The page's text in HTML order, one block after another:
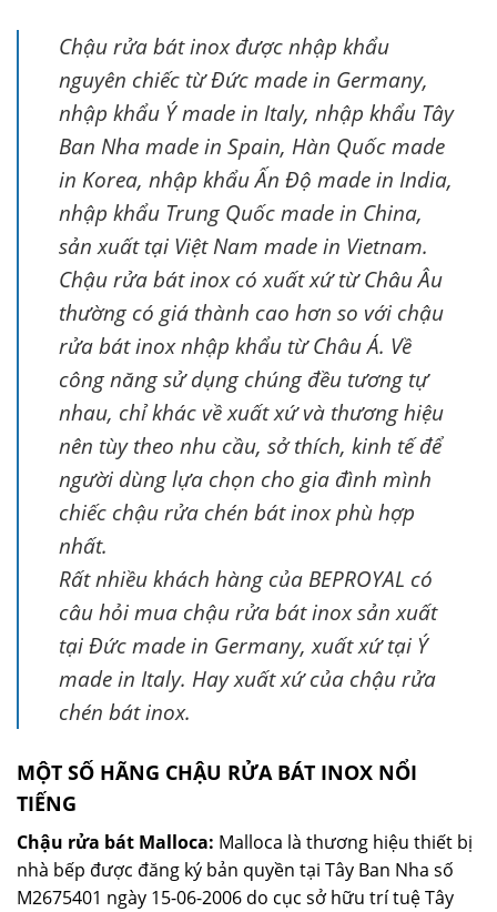
Chậu rửa bát inox được nhập khẩu
nguyên chiếc từ Đức made in Germany,
nhập khẩu Ý made in Italy, nhập khẩu Tây
Ban Nha made in Spain, Hàn Quốc made
in Korea, nhập khẩu Ấn Độ made in India,
nhập khẩu Trung Quốc made in China,
sản xuất tại Việt Nam made in Vietnam.
Chậu rửa bát inox có xuất xứ từ Châu Âu
thường có giá thành cao hơn so với chậu
rửa bát inox nhập khẩu từ Châu Á. Về
công năng sử dụng chúng đều tương tự
nhau, chỉ khác về xuất xứ và thương hiệu
nên tùy theo nhu cầu, sở thích, kinh tế để
người dùng lựa chọn cho gia đình mình
chiếc chậu rửa chén bát inox phù hợp
nhất.
Rất nhiều khách hàng của BEPROYAL có
câu hỏi mua chậu rửa bát inox sản xuất
tại Đức made in Germany, xuất xứ tại Ý
made in Italy. Hay xuất xứ của chậu rửa
chén bát inox.
MỘT SỐ HÃNG CHẬU RỬA BÁT INOX NỔI
TIẾNG
Chậu rửa bát Malloca: Malloca là thương hiệu thiết bị
nhà bếp được đăng ký bản quyền tại Tây Ban Nha số
M2675401 ngày 15-06-2006 do cục sở hữu trí tuệ Tây